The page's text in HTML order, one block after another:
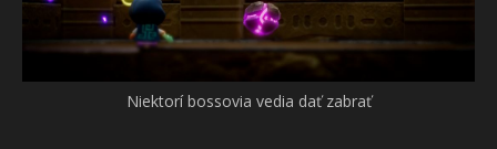
Niektorí bossovia vedia dať zabrať